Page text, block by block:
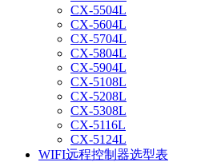
CX-5504L
CX-5604L
CX-5704L
CX-5804L
CX-5904L
CX-5108L
CX-5208L
CX-5308L
CX-5116L
CX-5124L
WIFI远程控制器选型表